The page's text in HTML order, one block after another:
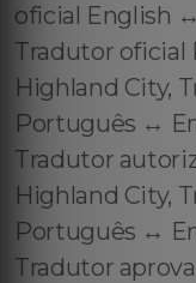
oficial English
Tradutor
Highland City,
Português ↔️
Tradutor
Highland City,
Português ↔️
Tradutor